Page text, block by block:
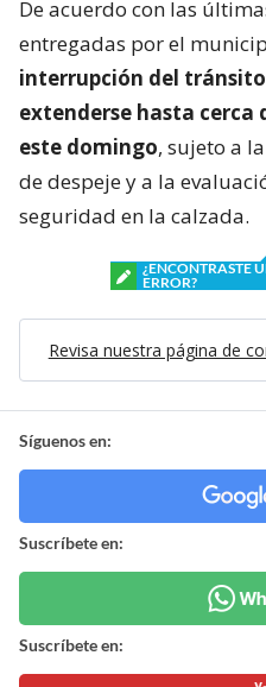
De acuerdo con las
entregadas por el
interrupción del
extenderse hasta cerca
este domingo, sujeto a
de despeje y a la
seguridad en la calzada.
¿ENCONTRASTE
ERROR?
Revisa nuestra página de
Síguenos en:
Suscríbete en:
Suscríbete en: